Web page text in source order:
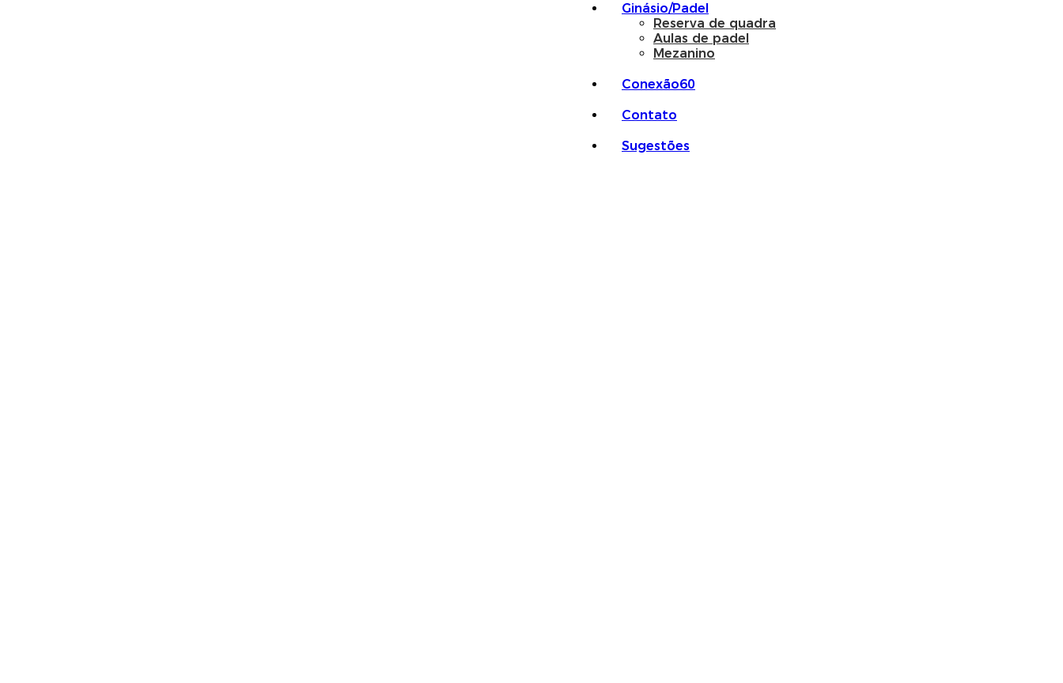
Ginásio/Padel
Reserva de quadra
Aulas de padel
Mezanino
Conexão60
Contato
Sugestões